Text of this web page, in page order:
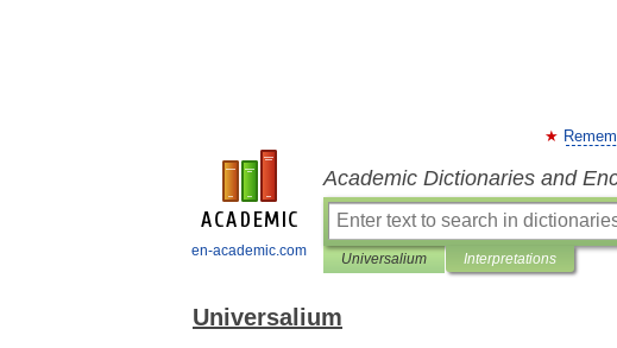
en-academic.com
Academic Dictionaries and
Universalium Interpretations
Universalium